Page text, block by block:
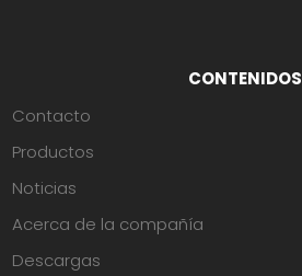
CONTENIDOS
Contacto
Productos
Noticias
Acerca de la compañía
Descargas